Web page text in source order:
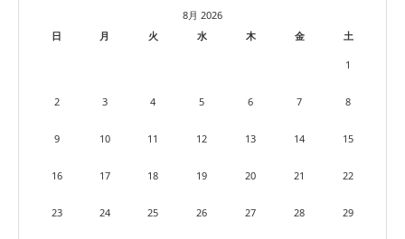
8月 2026
日
月 火 水 木 金 土
1
2 3 4 5 6 7 8
9 10 11 12 13 14 15
16 17 18 19 20 21 22
23 24 25 26 27 28 29